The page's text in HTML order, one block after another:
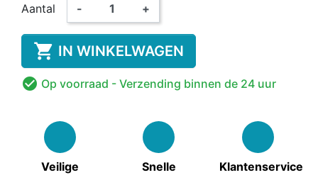
Aantal - +
 IN WINKELWAGEN
 Op voorraad - Verzending binnen de 24 uur
Veilige
Snelle
Klantenservice